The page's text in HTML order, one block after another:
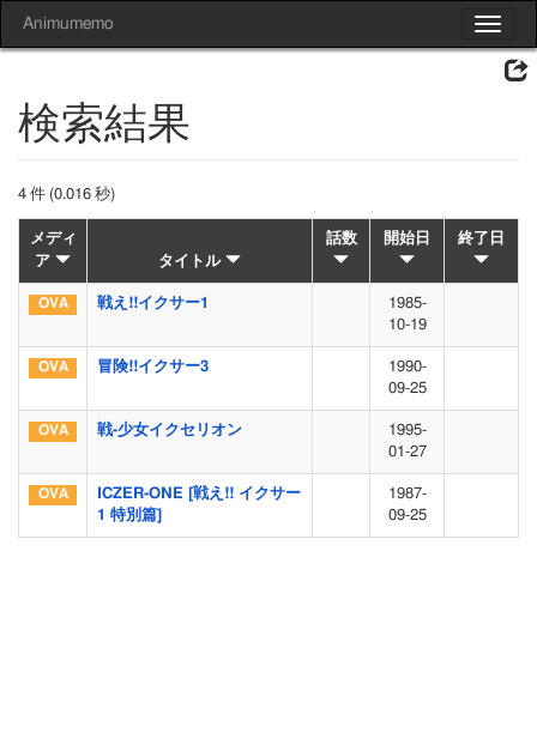
Toggle
Animumemo
検索結果
4 件 (0.016 秒)
メディ
ア
タイトル
話数 開始日 終了日
戦え!!イクサー1
1985-
10-19
冒険!!イクサー3
1990-
09-25
戦-少女イクセリオン
1995-
01-27
ICZER-ONE [戦え!! イクサー
1 特別篇]
1987-
09-25